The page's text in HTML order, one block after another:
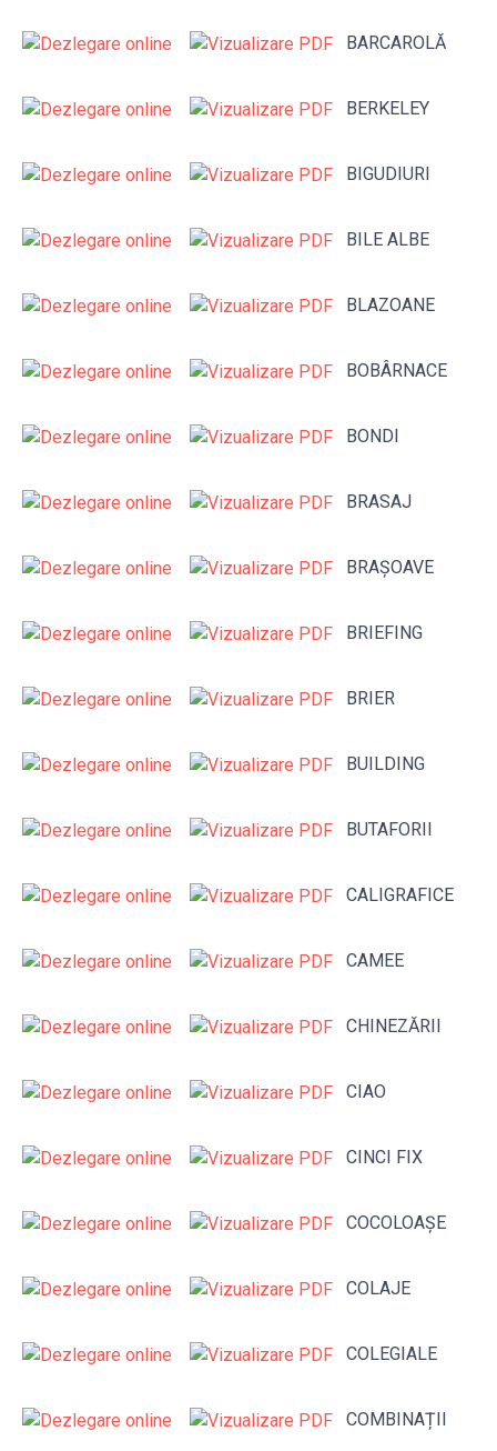
BARCAROLĂ
BERKELEY
BIGUDIURI
BILE ALBE
BLAZOANE
BOBÂRNACE
BONDI
BRASAJ
BRAȘOAVE
BRIEFING
BRIER
BUILDING
BUTAFORII
CALIGRAFICE
CAMEE
CHINEZĂRII
CIAO
CINCI FIX
COCOLOAȘE
COLAJE
COLEGIALE
COMBINAȚII